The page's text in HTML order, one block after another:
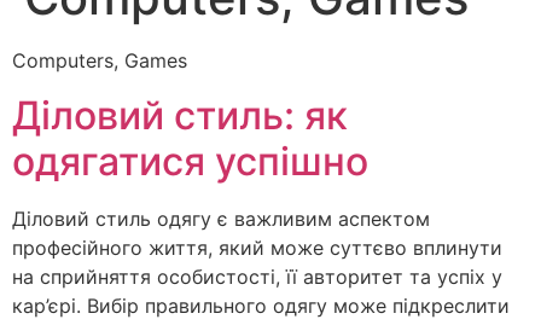
Computers, Games
Діловий стиль: як
одягатися успішно
Діловий стиль одягу є важливим аспектом
професійного життя, який може суттєво вплинути
на сприйняття особистості, її авторитет та успіх у
кар’єрі. Вибір правильного одягу може підкреслити